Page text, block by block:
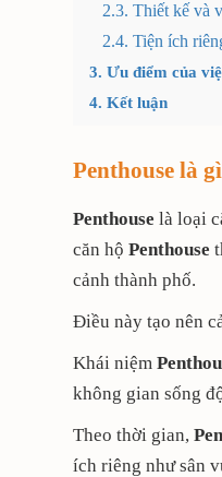
2.3. Thiết kế và
2.4. Tiện ích
3. Ưu điểm của
4. Kết luận
Penthouse là
Penthouse là loại
căn hộ Penthouse
cảnh thành phố.
Điều này tạo nên
Khái niệm
không gian sống
Theo thời gian,
ích riêng như sân